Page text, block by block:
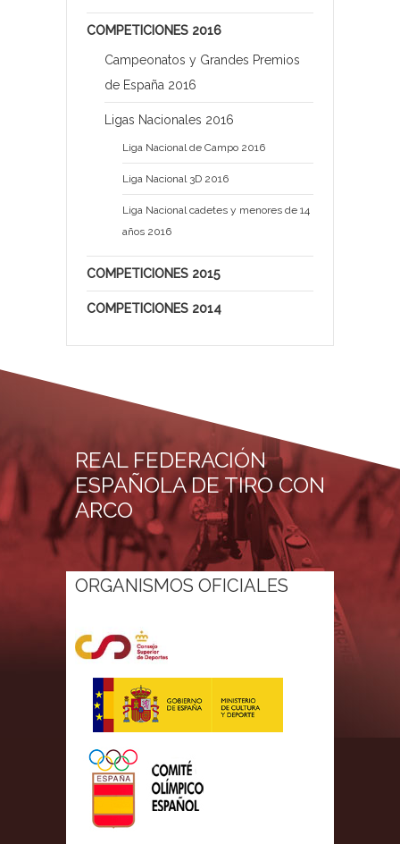
COMPETICIONES 2016
Campeonatos y Grandes Premios
de España 2016
Ligas Nacionales 2016
Liga Nacional de Campo 2016
Liga Nacional 3D 2016
Liga Nacional cadetes y menores de 14
años 2016
COMPETICIONES 2015
COMPETICIONES 2014
REAL FEDERACIÓN
ESPAÑOLA DE TIRO CON
ARCO
ORGANISMOS OFICIALES